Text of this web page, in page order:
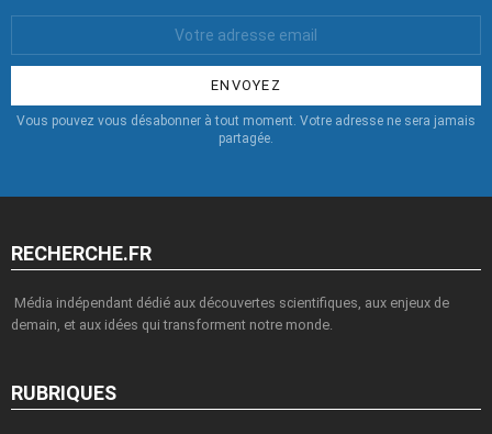
:
Vous pouvez vous désabonner à tout moment. Votre adresse ne sera jamais
partagée.
RECHERCHE.FR
Média indépendant dédié aux découvertes scientifiques, aux enjeux de
demain, et aux idées qui transforment notre monde.
RUBRIQUES